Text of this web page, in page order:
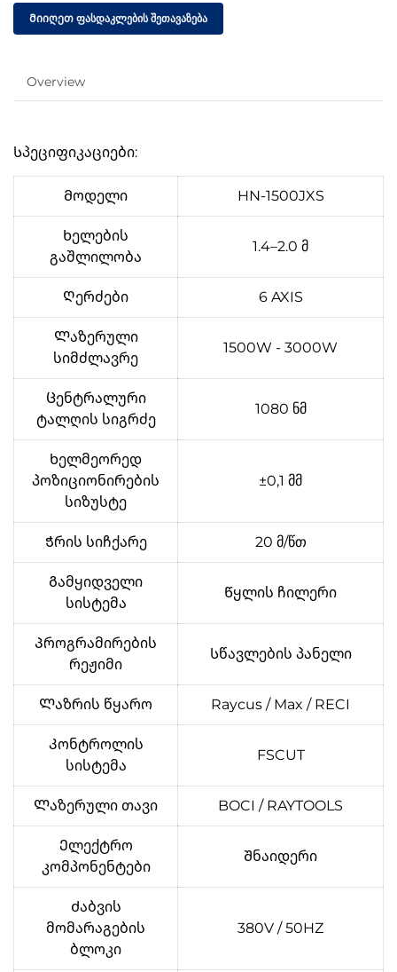
Მიიღეთ ფასდაკლების შეთავაზება
Overview
Სპეციფიკაციები:
Მოდელი HN-1500JXS
Ხელების
გაშლილობა
1.4–2.0 მ
Ღერძები 6 AXIS
Ლაზერული
სიმძლავრე
1500W - 3000W
Ცენტრალური
ტალღის სიგრძე
1080 ნმ
Ხელმეორედ
პოზიციონირების
სიზუსტე
±0,1 მმ
Ჭრის სიჩქარე 20 მ/წთ
Გამყიდველი
სისტემა
Წყლის ჩილერი
Პროგრამირების
რეჟიმი
Სწავლების პანელი
Ლაზრის წყარო Raycus / Max / RECI
Კონტროლის
სისტემა
FSCUT
Ლაზერული თავი BOCI / RAYTOOLS
Ელექტრო
კომპონენტები
Შნაიდერი
Ძაბვის
მომარაგების
ბლოკი
380V / 50HZ